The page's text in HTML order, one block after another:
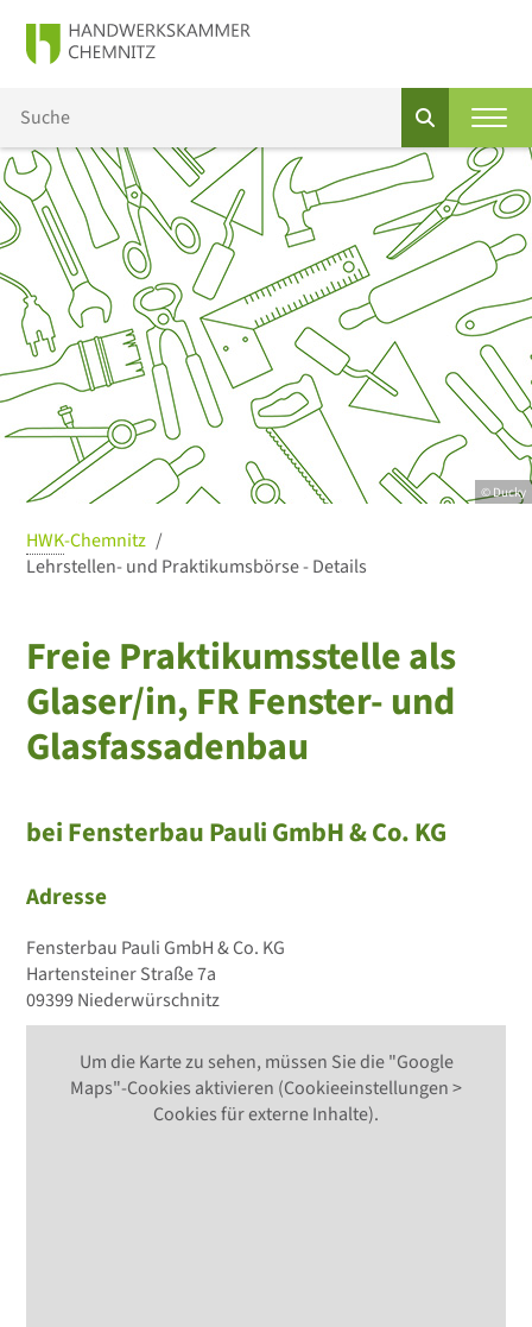
© Ducky
HWK-Chemnitz
Lehrstellen- und Praktikumsbörse - Details
Freie Praktikumsstelle als
Glaser/in, FR Fenster- und
Glasfassadenbau
bei Fensterbau Pauli GmbH & Co. KG
Adresse
Fensterbau Pauli GmbH & Co. KG
Hartensteiner Straße 7a
09399 Niederwürschnitz
Um die Karte zu sehen, müssen Sie die "Google
Maps"-Cookies aktivieren (Cookieeinstellungen >
Cookies für externe Inhalte).